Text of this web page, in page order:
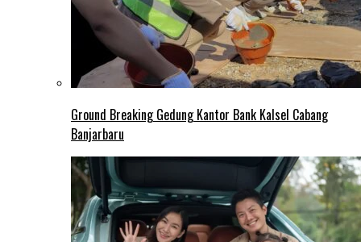
Ground Breaking Gedung Kantor Bank Kalsel Cabang
Banjarbaru